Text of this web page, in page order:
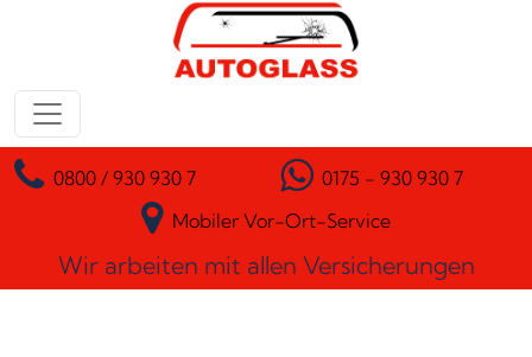
Zum Inhalt springen
Hauptnavigation
0800 / 930 930 7
0175 - 930 930 7
Mobiler Vor-Ort-Service
Wir arbeiten mit allen Versicherungen